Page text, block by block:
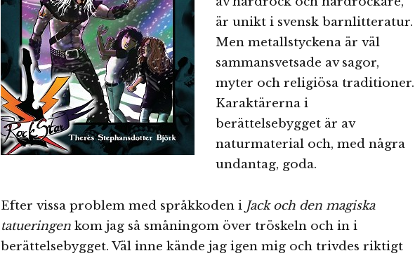
är unikt i svensk barnlitteratur.
Men metallstyckena är väl
sammansvetsade av sagor,
myter och religiösa traditioner.
Karaktärerna i
berättelsebygget är av
naturmaterial och, med några
undantag, goda.
Efter vissa problem med språkkoden i Jack och den magiska
tatueringenkom jag så småningom över tröskeln och in i
berättelsebygget. Väl inne kände jag igen mig och trivdes riktigt